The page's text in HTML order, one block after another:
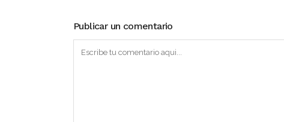
Publicar un comentario